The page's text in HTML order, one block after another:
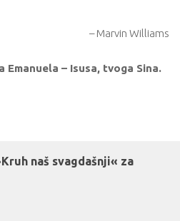
– Marvin Williams
Emanuela – Isusa, tvoga Sina.
naš svagdašnji« za